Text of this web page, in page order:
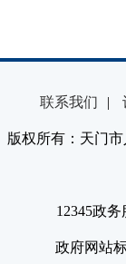
联系我们 |
版权所有：天门
12345政
政府网站